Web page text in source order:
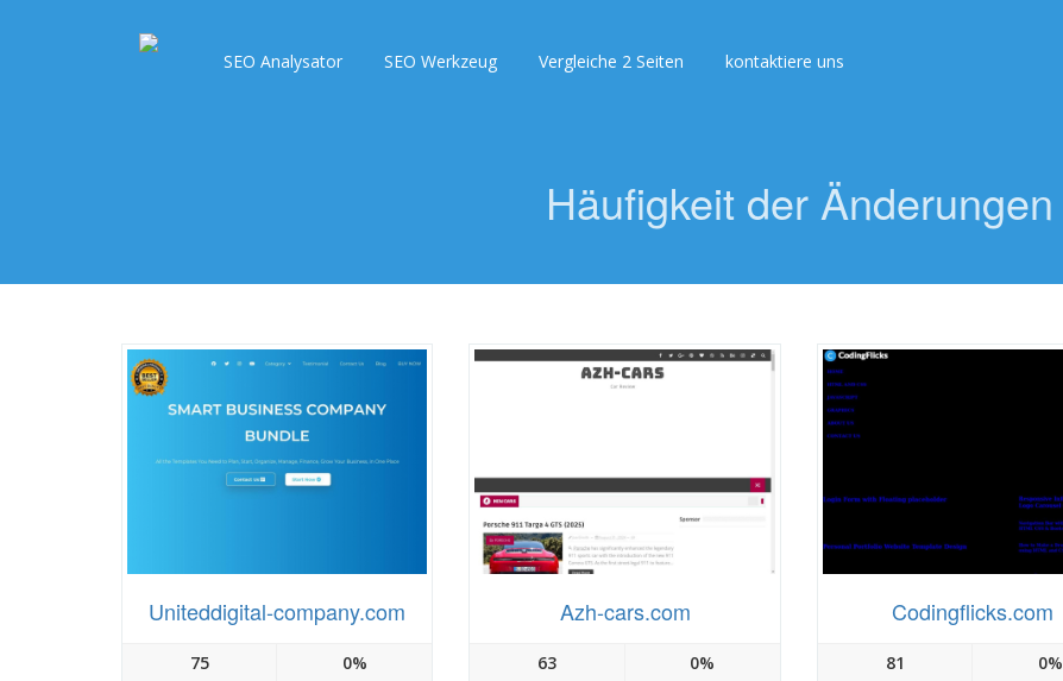
SEO Analysator SEO Werkzeug Vergleiche 2 Seiten kontaktiere uns
Häufigkeit der Änderungen
Uniteddigital-company.com
75 0%
Azh-cars.com
63 0%
Codingflicks.com
81 0%